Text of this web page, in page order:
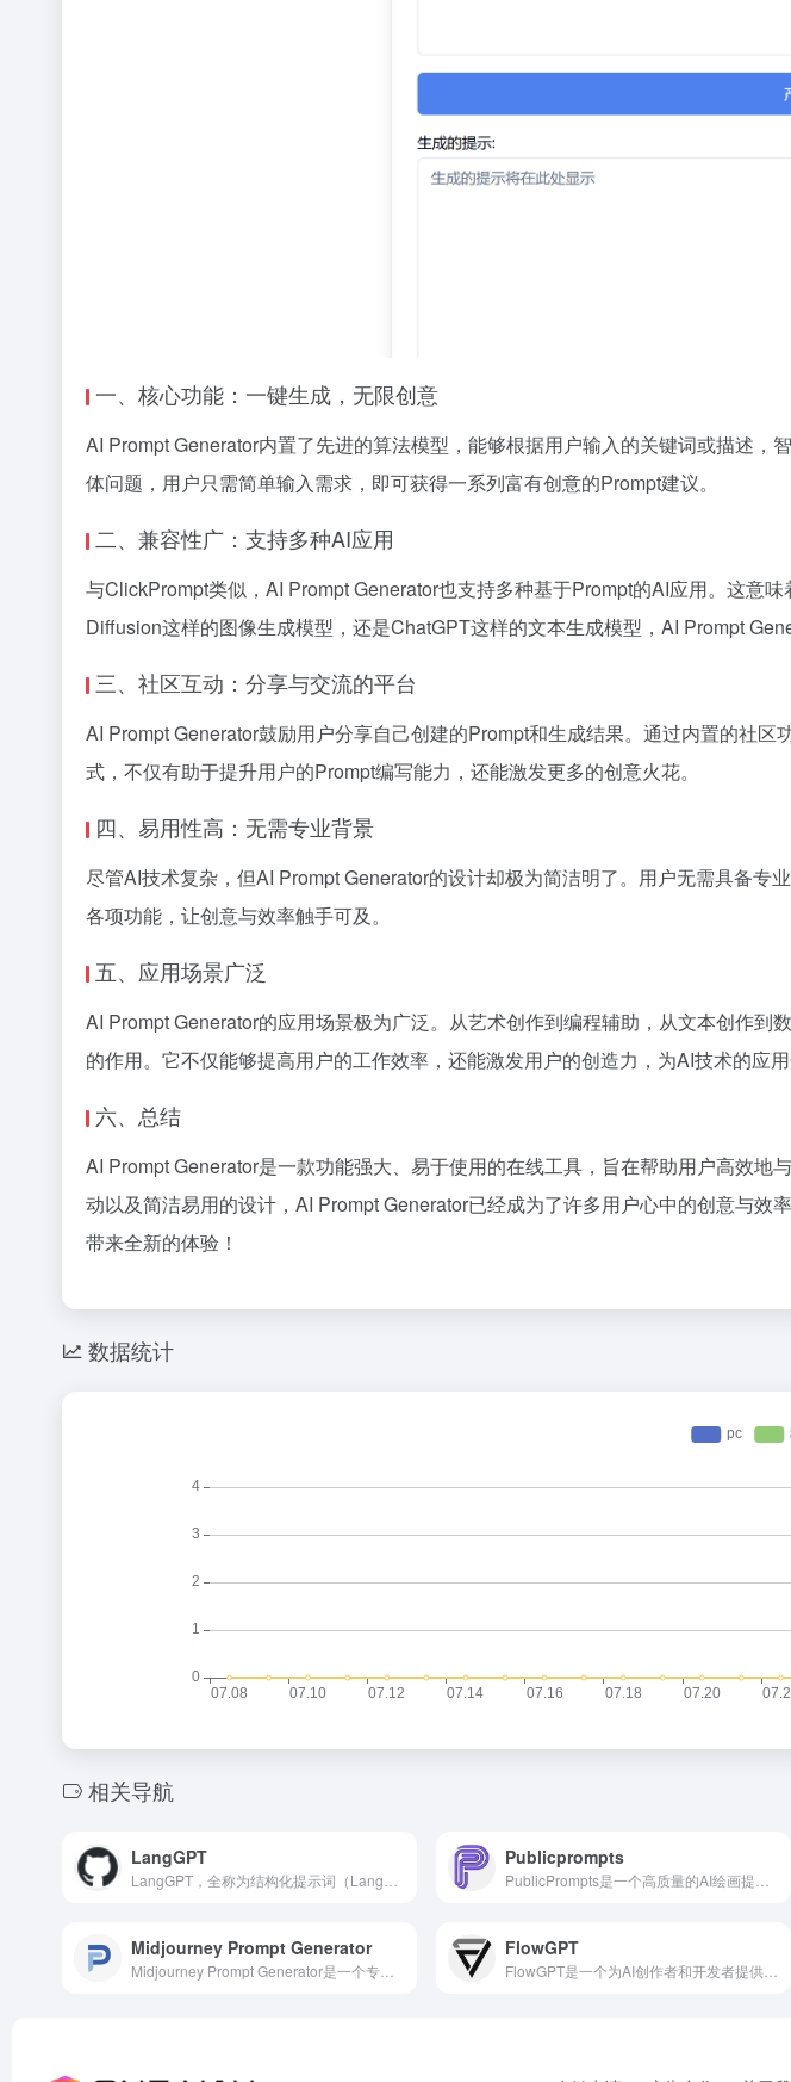
一、核心功能：一键生成，无限创意
AI Prompt Generator内置了先进的算法模型，能够根据用户输入的关键词或描述
体问题，用户只需简单输入需求，即可获得一系列富有创意的Prompt建议。
二、兼容性广：支持多种AI应用
与ClickPrompt类似，AI Prompt Generator也支持多种基于Prompt的AI应用。这意
Diffusion这样的图像生成模型，还是ChatGPT这样的文本生成模型，AI Prompt
三、社区互动：分享与交流的平台
AI Prompt Generator鼓励用户分享自己创建的Prompt和生成结果。通过内置的社
式，不仅有助于提升用户的Prompt编写能力，还能激发更多的创意火花。
四、易用性高：无需专业背景
尽管AI技术复杂，但AI Prompt Generator的设计却极为简洁明了。用户无需具备
各项功能，让创意与效率触手可及。
五、应用场景广泛
AI Prompt Generator的应用场景极为广泛。从艺术创作到编程辅助，从文本创作
的作用。它不仅能够提高用户的工作效率，还能激发用户的创造力，为AI技术的应用
六、总结
AI Prompt Generator是一款功能强大、易于使用的在线工具，旨在帮助用户高效
动以及简洁易用的设计，AI Prompt Generator已经成为了许多用户心中的创意与
带来全新的体验！
数据统计
相关导航
LangGPT Publicprompts
Midjourney Prompt Generator FlowGPT